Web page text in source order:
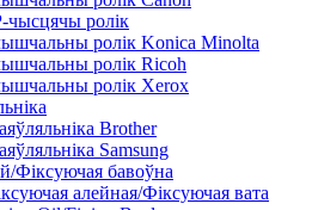
чысцячы ролік
ролік Konica Minolta
ролік Ricoh
ролік Xerox
Brother
Samsung
Фіксуючая бавоўна
алейная/Фіксуючая вата